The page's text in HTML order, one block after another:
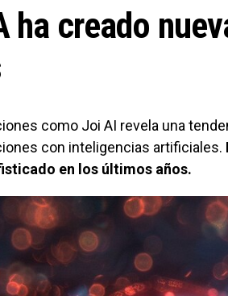
ha creado
como Joi AI revela una
con inteligencias artificiales.
en los últimos años.